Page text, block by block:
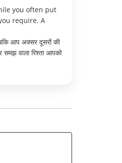
you often put
require. A
आप अक्सर दूसरों की
वाला रिश्ता आपको